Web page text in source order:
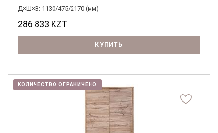
Д×Ш×В: 1130/475/2170 (мм)
286 833 KZT
КУПИТЬ
КОЛИЧЕСТВО ОГРАНИЧЕНО